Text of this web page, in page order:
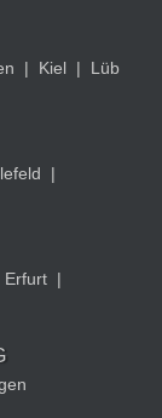
| Kiel |
Lüb
|
Erfurt |